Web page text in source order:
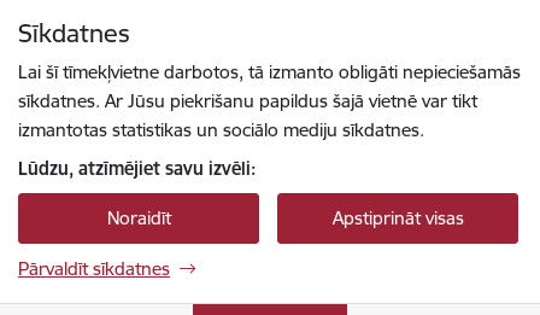
Sīkdatnes
Lai šī tīmekļvietne darbotos, tā izmanto obligāti nepieciešamās
sīkdatnes. Ar Jūsu piekrišanu papildus šajā vietnē var tikt
izmantotas statistikas un sociālo mediju sīkdatnes.
Lūdzu, atzīmējiet savu izvēli:
Noraidīt Apstiprināt visas
Pārvaldīt sīkdatnes